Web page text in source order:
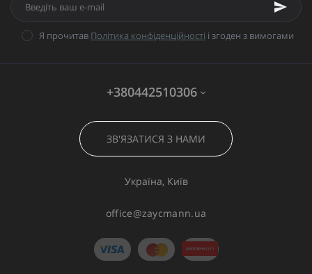
Я прочитав Політика конфіденційності і згоден з вимогами
+380442510306
ЗВ'ЯЗАТИСЯ З НАМИ
Україна, Київ
office@zaycmann.ua